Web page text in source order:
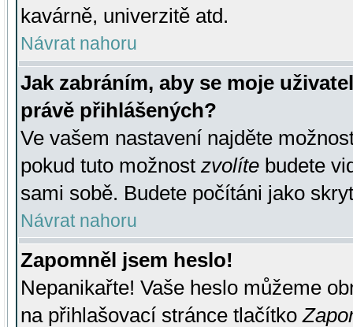
kavárně, univerzitě atd.
Návrat nahoru
Jak zabráním, aby se moje
právě přihlášených?
Ve vašem nastavení najděte
pokud tuto možnost zvolíte budete
sami sobě. Budete počítáni jako
Návrat nahoru
Zapomněl jsem heslo!
Nepanikařte! Vaše heslo můžeme
na přihlašovací stránce tlačítko